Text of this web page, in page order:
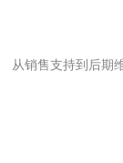
从销售支持到后期